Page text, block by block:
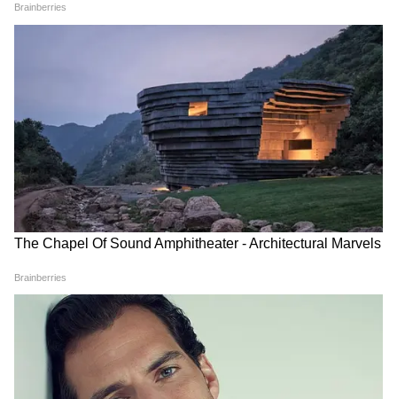
Image Credit :Pinterest
5. पत्थर से सजाएं पेड़
अगर आपके बगीचे में बड़े पेड़ लगे हैं तो आप इनके
आसपास भी पेंटिंग्स किए पत्थरों से सजावट कर सकते हैं।
छोटे-छोटे पत्थरों पर कलर कर इनपर डिजाइन बनाकर
सजा सकते हैं। इसे पेड़ों के नीचे की जमीन सुंदर दिखेगी।
ये भी पढ़ें..
Kokedama Plants: घर के पौधों को दें